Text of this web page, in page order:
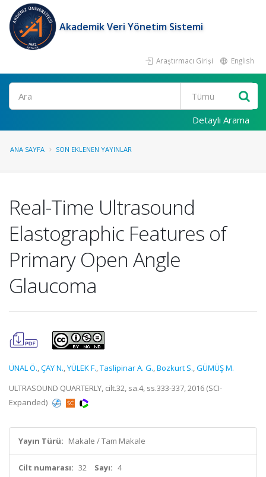
Akademik Veri Yönetim Sistemi
Araştırmacı Girişi English
Ara
Detaylı Arama
ANA SAYFA SON EKLENEN YAYINLAR
Real-Time Ultrasound
Elastographic Features of
Primary Open Angle
Glaucoma
ÜNAL Ö.,ÇAY N.,YÜLEK F.,Taslipinar A. G.,Bozkurt S.,GÜMÜŞ M.
ULTRASOUND QUARTERLY, cilt.32, sa.4, ss.333-337, 2016 (SCI-
Expanded)
Yayın Türü: Makale / Tam Makale
Cilt numarası: 32 Sayı: 4